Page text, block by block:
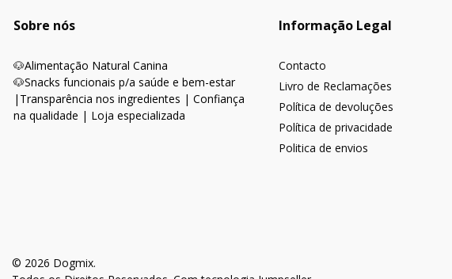
Sobre nós
🐶Alimentação Natural Canina
🐶Snacks funcionais p/a saúde e bem-estar
| Transparência nos ingredientes | Confiança
na qualidade | Loja especializada
Informação Legal
Contacto
Livro de Reclamações
Política de devoluções
Política de privacidade
Politica de envios
© 2026 Dogmix.